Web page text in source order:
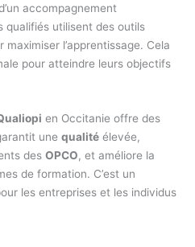
accompagnement
qualifiés utilisent des outils
l’apprentissage. Cela
pour atteindre leurs objectifs
en Occitanie offre des
unequalité élevée,
desOPCO, et améliore la
de formation. C’est un
les entreprises et les individus